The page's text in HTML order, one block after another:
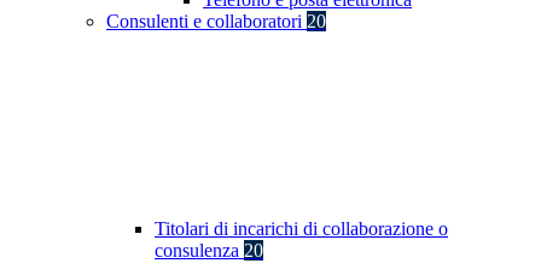
Consulenti e collaboratori 20
Titolari di incarichi di collaborazione o
consulenza 20